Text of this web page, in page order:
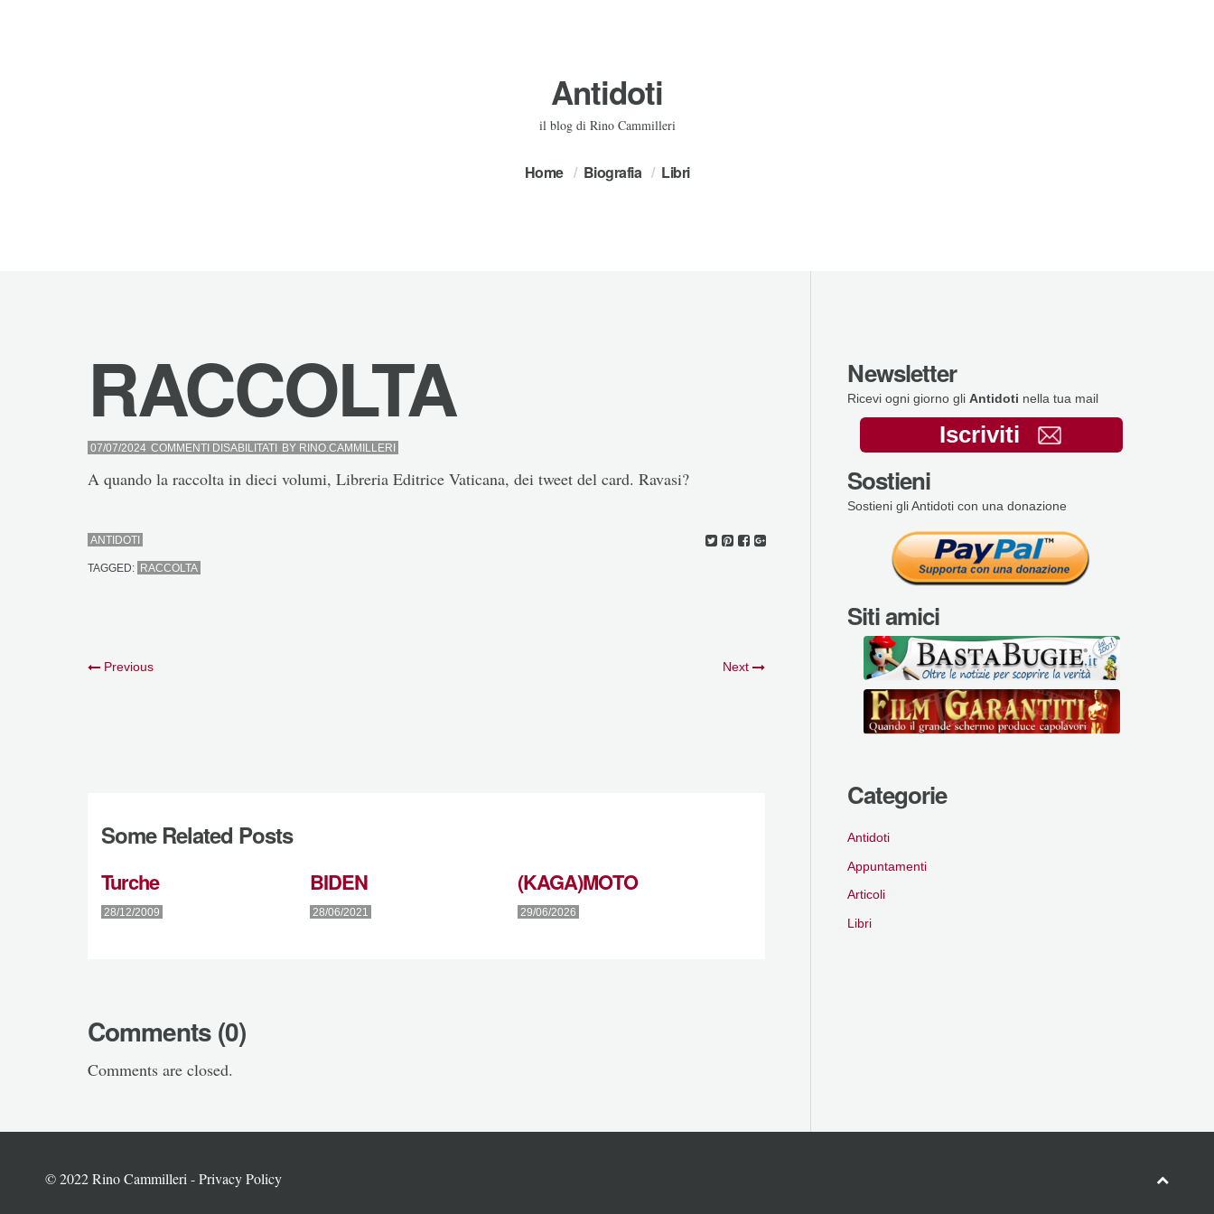
Antidoti
il blog di Rino Cammilleri
Home Biografia Libri
RACCOLTA
07/07/2024 COMMENTI DISABILITATISUBY RINO.CAMMILLERI
A quando la raccolta in dieci volumi, Libreria Editrice Vaticana, dei tweet del card. Ravasi?
ANTIDOTI
TAGGED: RACCOLTA
Previous Next
Some Related Posts
Turche
28/12/2009
BIDEN
28/06/2021
(KAGA)MOTO
29/06/2026
Comments (0)
Comments are closed.
Newsletter
Ricevi ogni giorno gli Antidoti nella tua mail
Iscriviti
Sostieni
Sostieni gli Antidoti con una donazione
Siti amici
Categorie
Antidoti
Appuntamenti
Articoli
Libri
© 2022 Rino Cammilleri -Privacy Policy